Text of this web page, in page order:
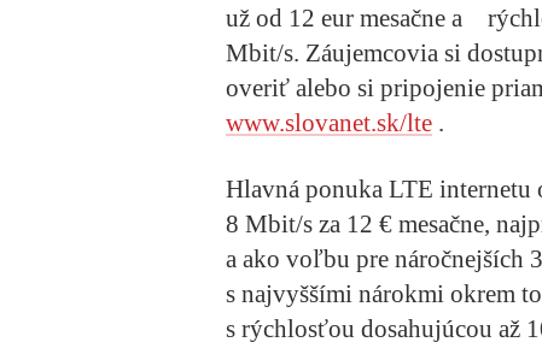
už od 12 eur mesačne a
Mbit/s. Záujemcovia si
overiť alebo si pripojenie
www.slovanet.sk/lte .
Hlavná ponuka LTE internetu
8 Mbit/s za 12 € mesačne,
a ako voľbu pre náročnejších
s najvyššími nárokmi okrem
s rýchlosťou dosahujúcou až